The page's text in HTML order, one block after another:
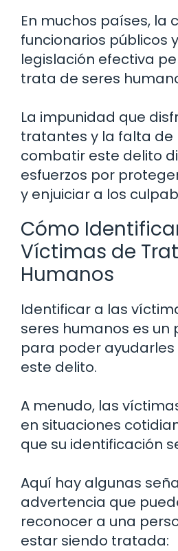
En muchos países, la
funcionarios públicos
legislación efectiva
trata de seres
La impunidad que
tratantes y la falta de
combatir este delito
esfuerzos por
y enjuiciar a los
Cómo
Víctimas de
Humanos
Identificar a las
seres humanos es un
para poder
este delito.
A menudo, las
en situaciones
que su identificación
Aquí hay algunas
advertencia que
reconocer a una
estar siendo tratada: